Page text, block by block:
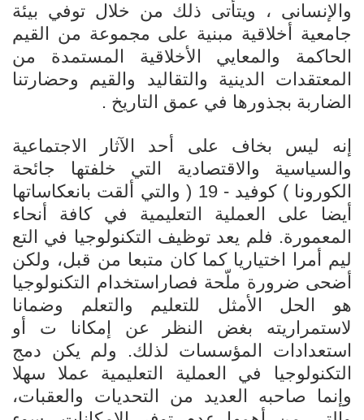
والإنسانى ، ويتأتى ذلك من خلال توفي بيئة
جامعية أخلاقية مبنية على مجموعة من القيم
الحاكمة والمعايي الأخلاقية المستمدة من
المعتقدات الدينية والتقاليد والقيم وحضارتنا
الضاربة بجذورها في عمق التاريخ .
إنه ليس بخاف على أحد الآثار الاجتماعية
والسياسية والاقتصادية التي خلفتها جائحة
الكورونا ) كوفيد - 19 ( والتي ألقت بانعكاساتها
أيضا على العملية التعليمية في كافة أنحاء
المعمورة. فلم يعد توظيف التكنولوجيا في التع
ليم أمرا اختياريا كما كان متبعا من قبل، ولكن
أضحى ضرورة ملّحة فصاراستخدام التكنولوجيا
هو الحل الأمثل للتعليم والتعلم وضمانا
لاستمراريته بغض النظر عن إمكانا ت أو
استعدادات المؤسسات لذلك. ولم يكن دمج
التكنولوجيا في العملية التعليمية عملا سهلا
وإنما صاحبه العديد من التحديات والعقبات،